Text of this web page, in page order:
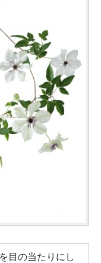
目の当たりにし